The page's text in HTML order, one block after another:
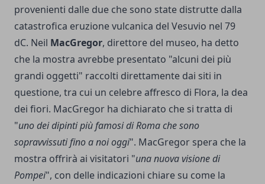
provenienti dalle due che sono state distrutte dalla
catastrofica eruzione vulcanica del Vesuvio nel 79
dC. Neil MacGregor, direttore del museo, ha detto
che la mostra avrebbe presentato "alcuni dei più
grandi oggetti" raccolti direttamente dai siti in
questione, tra cui un celebre affresco di Flora, la dea
dei fiori. MacGregor ha dichiarato che si tratta di
"uno dei dipinti più famosi di Roma che sono
sopravvissuti fino a noi oggi". MacGregor spera che la
mostra offrirà ai visitatori "una nuova visione di
Pompei", con delle indicazioni chiare su come la